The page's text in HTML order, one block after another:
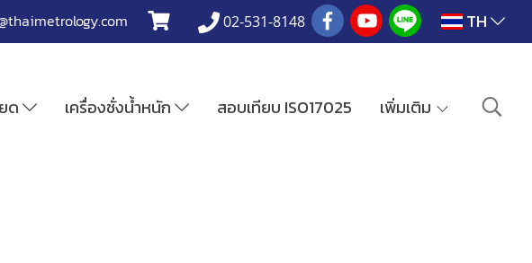
02-531-8148 TH
ยด เครื่องชั่งน้ำหนัก สอบเทียบ ISO17025 เพิ่มเติม